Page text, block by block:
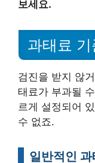
보세요.
과태료 기
검진을 받지 않
태료가 부과될
르게 설정되어
수 없죠.
일반적인